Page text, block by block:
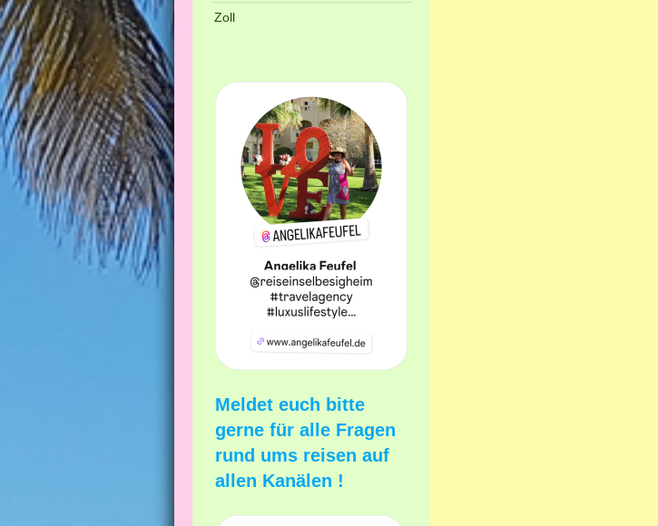
Zoll
Meldet euch bitte
gerne für alle Fragen
rund ums reisen auf
allen Kanälen !